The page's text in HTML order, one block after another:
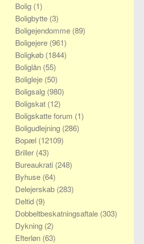
Bolig (1)
Boligbytte (3)
Boligejendomme (89)
Boligejere (961)
Boligkøb (1844)
Boliglån (55)
Boligleje (50)
Boligsalg (980)
Boligskat (12)
Boligskatte forum (1)
Boligudlejning (286)
Bopæl (12109)
Briller (43)
Bureaukrati (248)
Byhuse (64)
Delejerskab (283)
Deltid (9)
Dobbeltbeskatningsaftale (303)
Dykning (2)
Efterløn (63)